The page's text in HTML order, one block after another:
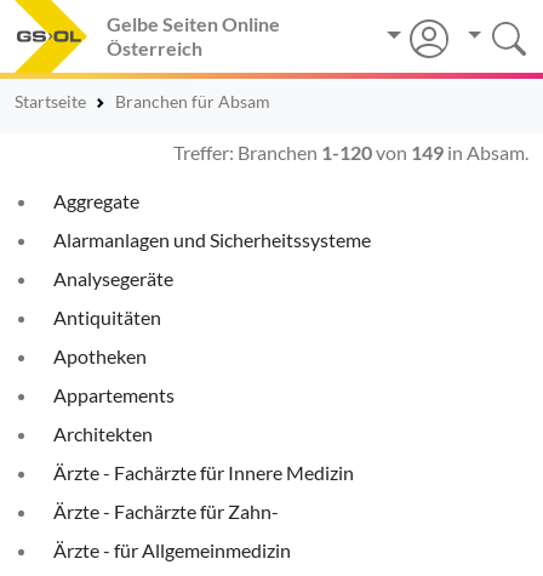
Gelbe Seiten Online
Österreich
Startseite Branchen für Absam
Treffer: Branchen 1-120von 149 in Absam.
Aggregate
Alarmanlagen und Sicherheitssysteme
Analysegeräte
Antiquitäten
Apotheken
Appartements
Architekten
Ärzte - Fachärzte für Innere Medizin
Ärzte - Fachärzte für Zahn-
Ärzte - für Allgemeinmedizin